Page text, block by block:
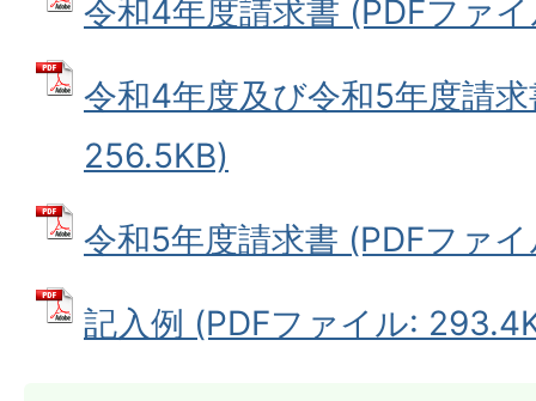
令和4年度請求書 (PDFファ
令和4年度及び令和5年度請
256.5KB)
令和5年度請求書 (PDFファ
記入例 (PDFファイル: